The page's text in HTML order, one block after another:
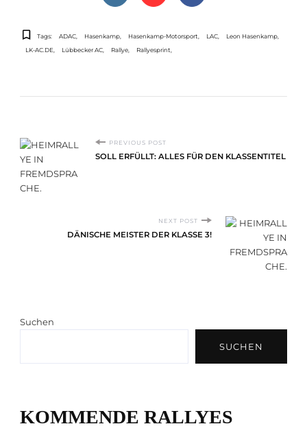
Tags: ADAC Hasenkamp Hasenkamp-Motorsport LAC Leon Hasenkamp
LK-AC.DE Lübbecker AC Rallye Rallyesprint
P
o
s
i
a
i
PREVIOUS POST
SOLL ERFÜLLT: ALLES FÜR DEN KLASSENTITEL
NEXT POST
DÄNISCHE MEISTER DER KLASSE 3!
Suchen
SUCHEN
KOMMENDE RALLYES